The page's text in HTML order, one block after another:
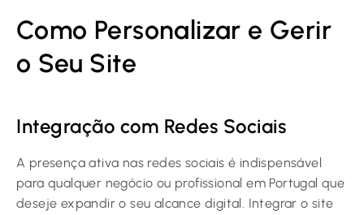
Como Personalizar e Gerir
o Seu Site
Integração com Redes Sociais
A presença ativa nas redes sociais é indispensável
para qualquer negócio ou profissional em Portugal que
deseje expandir o seu alcance digital. Integrar o site